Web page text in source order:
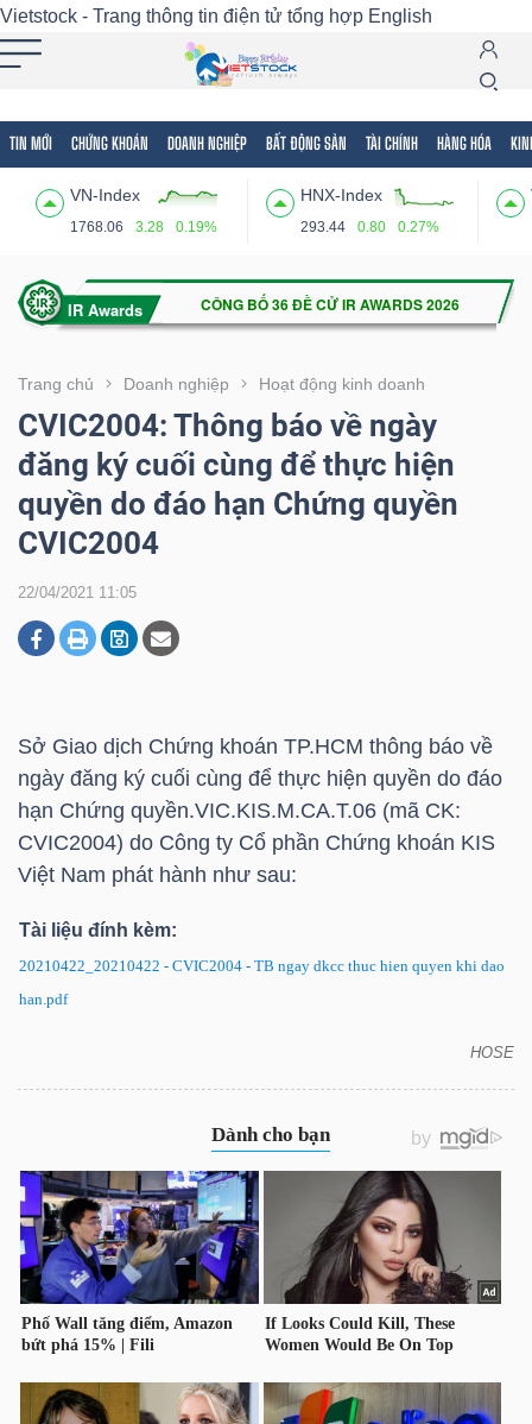
Vietstock - Trang thông tin điện tử tổng hợp English
TIN MỚI CHỨNG KHOÁN DOANH NGHIỆP BẤT ĐỘNG SẢN TÀI CHÍNH HÀNG HÓA
VN-Index
1768.06 3.28 0.19%
HNX-Index
293.44 0.80 0.27%
Trang chủ Doanh nghiệp Hoạt động kinh doanh
CVIC2004: Thông báo về ngày
đăng ký cuối cùng để thực hiện
quyền do đáo hạn Chứng quyền
CVIC2004
22/04/2021 11:05
Sở Giao dịch Chứng khoán TP.HCM thông báo về
ngày đăng ký cuối cùng để thực hiện quyền do đáo
hạn Chứng quyền.VIC.KIS.M.CA.T.06 (mã CK:
CVIC2004) do Công ty Cổ phần Chứng khoán KIS
Việt Nam phát hành như sau:
Tài liệu đính kèm:
20210422_20210422 - CVIC2004 - TB ngay dkcc thuc hien quyen khi dao
han.pdf
HOSE
Tất cả Tính năng Ngành Mã chứng khoán
Tính
(-)
VIETSTOCK
CHỨNG
KHOÁN
NGHIỆP
BẤT
ĐỘNG
SẢN
TÀI
CHÍNH
KINH
TẾ
GIỚI